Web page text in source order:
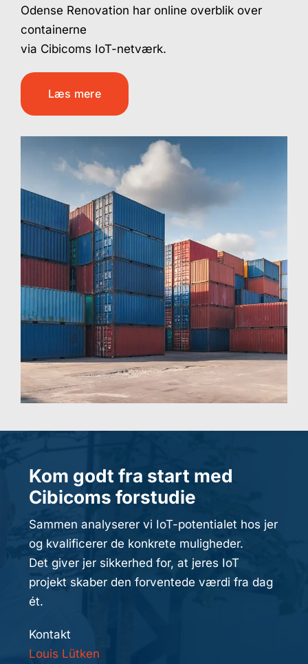
Odense Renovation har online overblik over
containerne
via Cibicoms IoT-netværk.
Læs mere
Kom godt fra start med
Cibicoms forstudie
Sammen analyserer vi IoT-potentialet hos jer
og kvalificerer de konkrete muligheder.
Det giver jer sikkerhed for, at jeres IoT
projekt skaber den forventede værdi fra dag
ét.
Kontakt
Louis Lütken